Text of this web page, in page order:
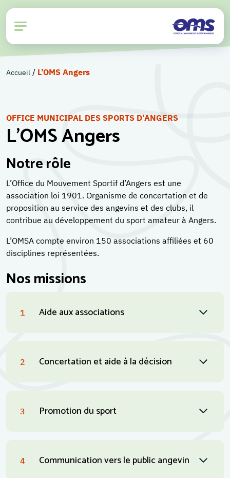
Accueil / L’OMS Angers
OFFICE MUNICIPAL DES SPORTS D’ANGERS
L’OMS Angers
Notre rôle
L’Office du Mouvement Sportif d’Angers est une
association loi 1901. Organisme de concertation et de
proposition au service des angevins et des clubs, il
contribue au développement du sport amateur à Angers.
L’OMSA compte environ 150 associations affiliées et 60
disciplines représentées.
Nos missions
1 Aide aux associations
2 Concertation et aide à la décision
3 Promotion du sport
4 Communication vers le public angevin